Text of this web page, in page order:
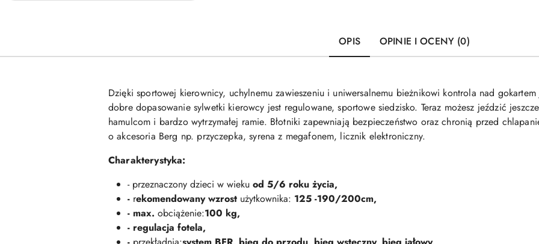
OPIS OPINIE I OCENY (0)
Dzięki sportowej kierownicy, uchylnemu zawieszeniu i uniwersalnemu bieżnikowi kontrola nad
dobre dopasowanie sylwetki kierowcy jest regulowane, sportowe siedzisko. Teraz możesz jeździć
hamulcom i bardzo wytrzymałej ramie. Błotniki zapewniają bezpieczeństwo oraz chronią przed
o akcesoria Berg np. przyczepka, syrena z megafonem, licznik elektroniczny.
Charakterystyka:
- przeznaczony dzieci w wieku od 5/6 roku życia,
- rekomendowany wzrost użytkownika: 125 -190/200cm,
- max. obciążenie:100 kg,
- regulacja fotela,